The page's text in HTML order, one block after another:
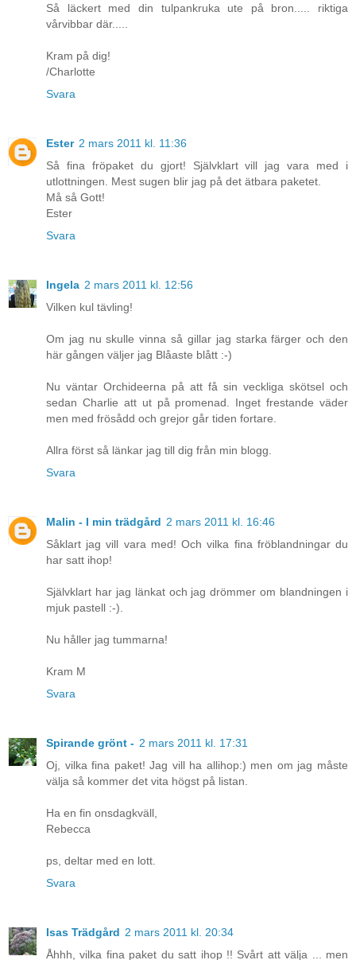
Så läckert med din tulpankruka ute på bron..... riktiga
vårvibbar där.....
Kram på dig!
/Charlotte
Svara
Ester 2 mars 2011 kl. 11:36
Så fina fröpaket du gjort! Självklart vill jag vara med i
utlottningen. Mest sugen blir jag på det ätbara paketet.
Må så Gott!
Ester
Svara
Ingela 2 mars 2011 kl. 12:56
Vilken kul tävling!
Om jag nu skulle vinna så gillar jag starka färger och den
här gången väljer jag Blåaste blått :-)
Nu väntar Orchideerna på att få sin veckliga skötsel och
sedan Charlie att ut på promenad. Inget frestande väder
men med frösådd och grejor går tiden fortare.
Allra först så länkar jag till dig från min blogg.
Svara
Malin - I min trädgård 2 mars 2011 kl. 16:46
Såklart jag vill vara med! Och vilka fina fröblandningar du
har satt ihop!
Självklart har jag länkat och jag drömmer om blandningen i
mjuk pastell :-).
Nu håller jag tummarna!
Kram M
Svara
Spirande grönt - 2 mars 2011 kl. 17:31
Oj, vilka fina paket! Jag vill ha allihop:) men om jag måste
välja så kommer det vita högst på listan.
Ha en fin onsdagkväll,
Rebecca
ps, deltar med en lott.
Svara
Isas Trädgård 2 mars 2011 kl. 20:34
Åhhh, vilka fina paket du satt ihop !! Svårt att välja ... men